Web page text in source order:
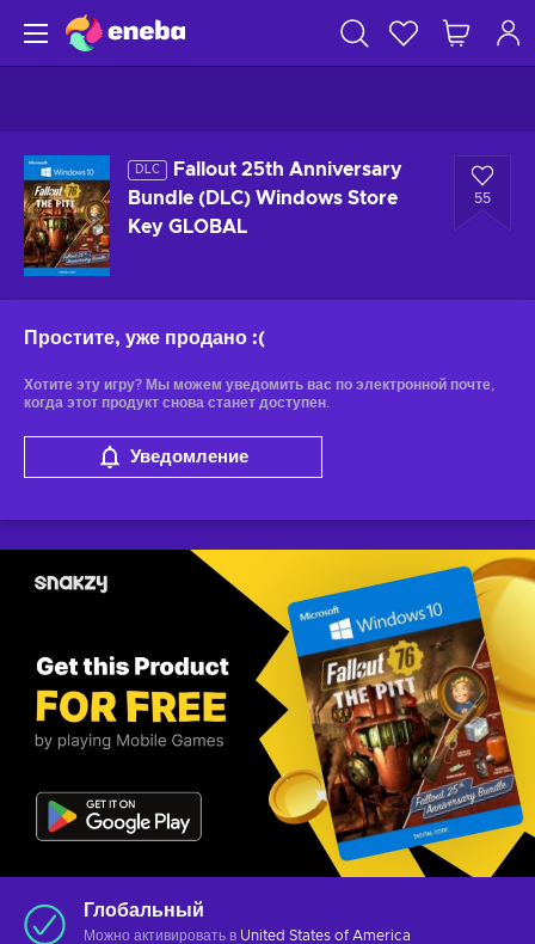
DLC
Fallout 25th Anniversary
Bundle (DLC) Windows Store
Key GLOBAL
55
Простите, уже продано :(
Хотите эту игру? Мы можем уведомить вас по электронной почте,
когда этот продукт снова станет доступен.
Уведомление
Глобальный
Можно активировать в United States of America